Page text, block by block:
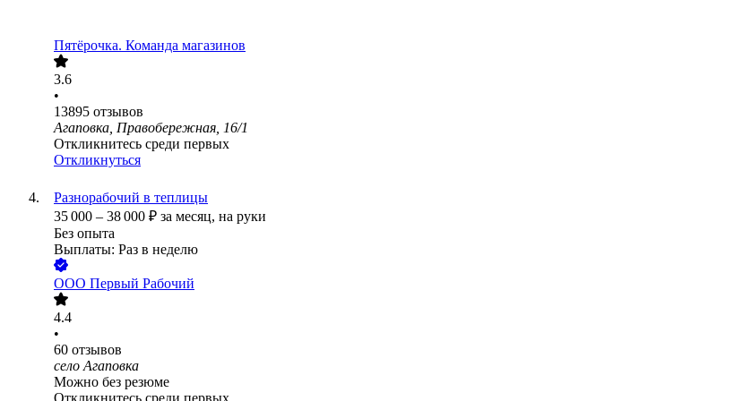
Пятёрочка. Команда магазинов
3.6
•
13895 отзывов
Агаповка, Правобережная, 16/1
Откликнитесь среди первых
Откликнуться
Разнорабочий в теплицы
35 000 – 38 000 ₽ за месяц, на руки
Без опыта
Выплаты: Раз в неделю
ООО Первый Рабочий
4.4
•
60 отзывов
село Агаповка
Можно без резюме